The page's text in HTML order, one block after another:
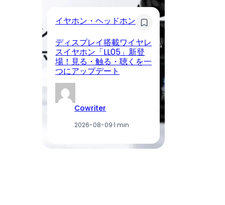
イヤホン・ヘッドホン
ディスプレイ搭載ワイヤレ
スイヤホン「LL05」新登
場！見る・触る・聴くを一
つにアップデート
Cowriter
2026-08-09·1 min